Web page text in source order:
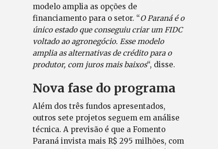
modelo amplia as opções de
financiamento para o setor. “O Paraná é o
único estado que conseguiu criar um FIDC
voltado ao agronegócio. Esse modelo
amplia as alternativas de crédito para o
produtor, com juros mais baixos“, disse.
Nova fase do programa
Além dos três fundos apresentados,
outros sete projetos seguem em análise
técnica. A previsão é que a Fomento
Paraná invista mais R$ 295 milhões, com